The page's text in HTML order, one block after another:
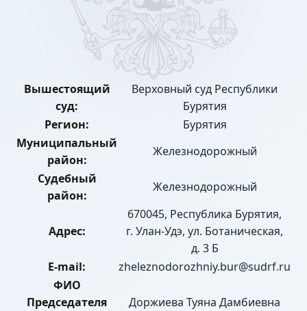
Вышестоящий
суд:
Верховный суд Республики
Бурятия
Регион:
Бурятия
Муниципальный
район:
Железнодорожный
Судебный
район:
Железнодорожный
Адрес:
670045, Республика Бурятия,
г. Улан-Удэ, ул. Ботаническая,
д. 3 Б
E-mail:
zheleznodorozhniy.bur@sudrf.ru
ФИО
Председателя
Доржиева Туяна Дамбиевна